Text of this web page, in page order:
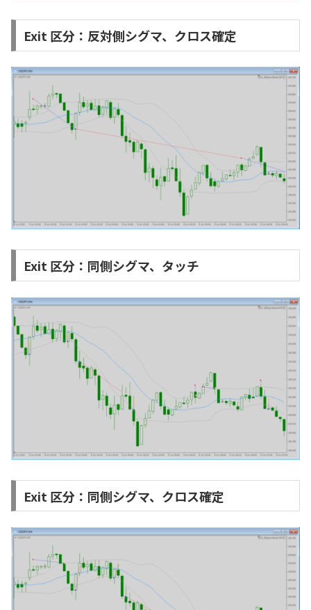
Exit 区分：反対側シグマ、クロス確定
Exit 区分：同側シグマ、タッチ
Exit 区分：同側シグマ、クロス確定